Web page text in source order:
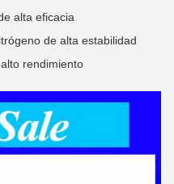
alta eficacia
de alta estabilidad
rendimiento